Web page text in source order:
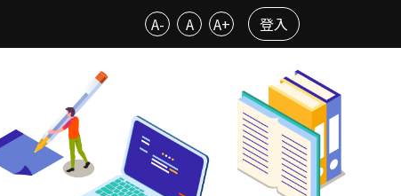
A- A A+ 登入